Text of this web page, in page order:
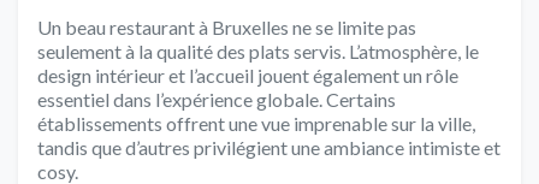
Un beau restaurant à Bruxelles ne se limite pas
seulement à la qualité des plats servis. L’atmosphère, le
design intérieur et l’accueil jouent également un rôle
essentiel dans l’expérience globale. Certains
établissements offrent une vue imprenable sur la ville,
tandis que d’autres privilégient une ambiance intimiste et
cosy.